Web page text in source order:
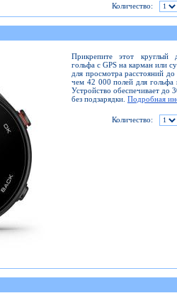
Количество:
Прикрепите этот круглый
гольфа с GPS на карман или
для просмотра расстояний до
чем 42 000 полей для гольфа
Устройство обеспечивает до
без подзарядки. Подробная
Количество: